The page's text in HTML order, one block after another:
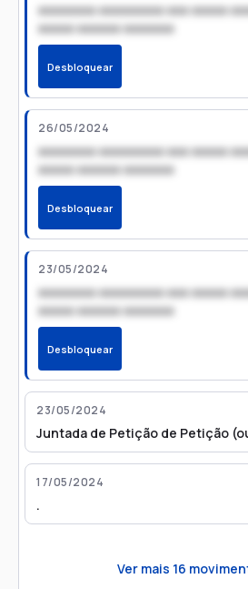
xxxxxxxx xxxxxxxxx xxx xxxxx
xxxxx xxxxxx xxxxxxx
Desbloquear
26/05/2024
xxxxxxxx xxxxxxxxx xxx xxxxx
xxxxx xxxxxx xxxxxxx
Desbloquear
23/05/2024
xxxxxxxx xxxxxxxxx xxx xxxxx
xxxxx xxxxxx xxxxxxx
Desbloquear
23/05/2024
Juntada de Petição de Petição
17/05/2024
.
Ver mais 16